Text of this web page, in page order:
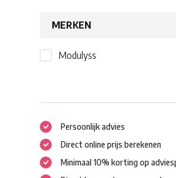
MERKEN
Modulyss
Persoonlijk advies
Direct online prijs berekenen
Minimaal 10% korting op